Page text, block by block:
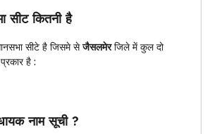
सीट कितनी है
सीटे है जिसमे सेजैसलमेरजिले में कुल दो
है :
नाम सूची ?